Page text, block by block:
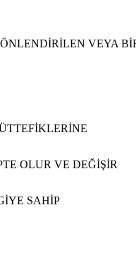
VEYA
OLUR VE DEĞİŞİR
SAHİP